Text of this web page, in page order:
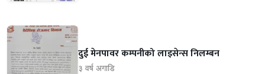
दुई मेनपावर कम्पनीको लाइसेन्स निलम्बन
३ वर्ष अगाडि